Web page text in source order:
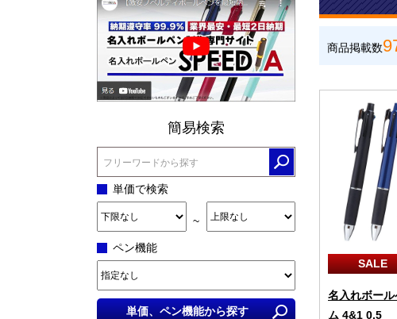
簡易検索
単価で検索
~
ペン機能
商品掲載数
SALE
名入れボー
ム 4&1 0.5